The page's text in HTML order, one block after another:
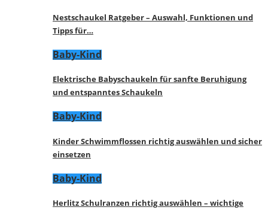
Nestschaukel Ratgeber – Auswahl, Funktionen und
Tipps für…
Baby-Kind
Elektrische Babyschaukeln für sanfte Beruhigung
und entspanntes Schaukeln
Baby-Kind
Kinder Schwimmflossen richtig auswählen und sicher
einsetzen
Baby-Kind
Herlitz Schulranzen richtig auswählen – wichtige